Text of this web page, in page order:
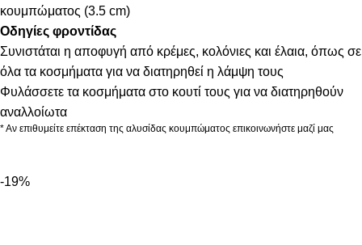
κουμπώματος (3.5 cm)
Οδηγίες φροντίδας
Συνιστάται η αποφυγή από κρέμες, κολόνιες και έλαια, όπως σε
όλα τα κοσμήματα για να διατηρηθεί η λάμψη τους
Φυλάσσετε τα κοσμήματα στο κουτί τους για να διατηρηθούν
αναλλοίωτα
* Αν επιθυμείτε επέκταση της αλυσίδας κουμπώματος επικοινωνήστε μαζί μας
-19%